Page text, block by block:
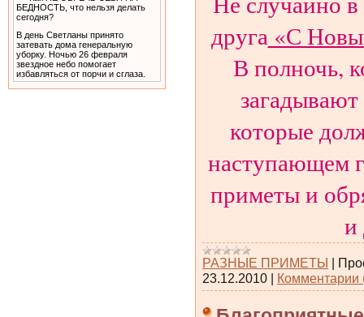
В день Светланы принято
затевать дома генеральную
уборку. Ночью 26 февраля
звездное небо помогает
избавляться от порчи и сглаза.
друга «С
В полночь,
которые
наступающем
приметы и
и
РАЗНЫЕ ПРИМЕТЫ |
23.12.2010 | Комментарии